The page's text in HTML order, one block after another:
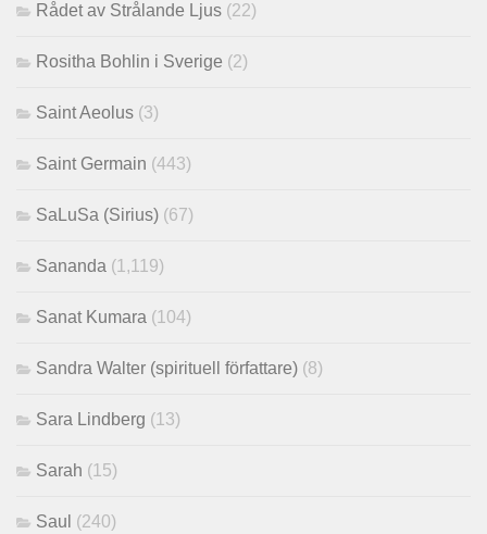
Rådet av Strålande Ljus (22)
Rositha Bohlin i Sverige (2)
Saint Aeolus (3)
Saint Germain (443)
SaLuSa (Sirius) (67)
Sananda (1,119)
Sanat Kumara (104)
Sandra Walter (spirituell författare) (8)
Sara Lindberg (13)
Sarah (15)
Saul (240)